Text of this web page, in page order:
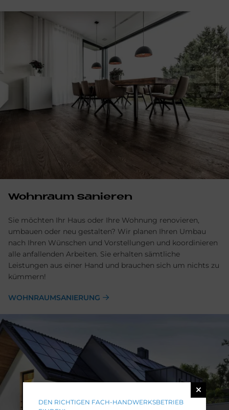
Wohn­raum sa­nie­ren
Sie möchten Ihr Haus oder Ihre Wohnung renovieren,
umbauen oder neu gestalten? Wir planen Ihren Umbau
nach Ihren Wünschen und Vorstellungen und koordinieren
alle anfallenden Arbeiten. Sie erhalten sämtliche
Leistungen aus einer Hand und brauchen sich um nichts zu
kümmern!
WOHNRAUMSANIERUNG
DEN RICHTIGEN FACH-HANDWERKSBETRIEB